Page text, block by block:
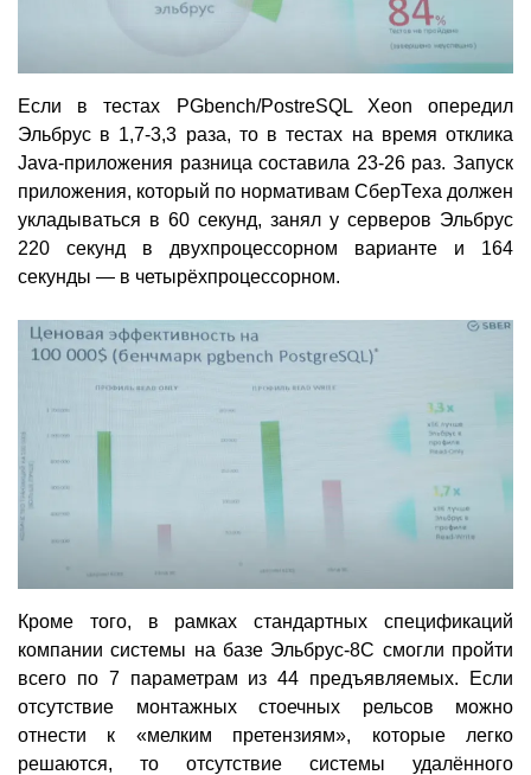
Если в тестах PGbench/PostreSQL Xeon опередил
Эльбрус в 1,7-3,3 раза, то в тестах на время отклика
Java-приложения разница составила 23-26 раз. Запуск
приложения, который по нормативам СберТеха должен
укладываться в 60 секунд, занял у серверов Эльбрус
220 секунд в двухпроцессорном варианте и 164
секунды — в четырёхпроцессорном.
Кроме того, в рамках стандартных спецификаций
компании системы на базе Эльбрус-8С смогли пройти
всего по 7 параметрам из 44 предъявляемых. Если
отсутствие монтажных стоечных рельсов можно
отнести к «мелким претензиям», которые легко
решаются, то отсутствие системы удалённого